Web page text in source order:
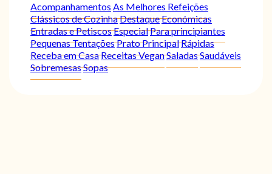
Acompanhamentos As Melhores Refeições
Clássicos de CozinhaDestaqueEconómicas
Entradas e PetiscosEspecialPara principiantes
Pequenas TentaçõesPrato PrincipalRápidas
Receba em CasaReceitas VeganSaladasSaudáveis
SobremesasSopas